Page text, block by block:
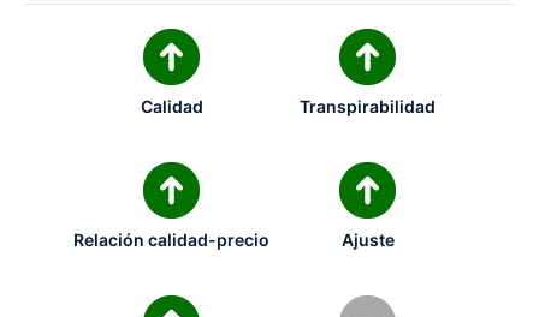
Calidad Transpirabilidad
Relación calidad-precio Ajuste